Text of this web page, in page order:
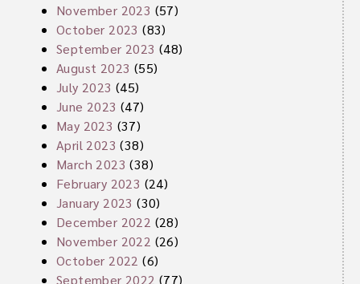
November 2023 (57)
October 2023 (83)
September 2023 (48)
August 2023 (55)
July 2023 (45)
June 2023 (47)
May 2023 (37)
April 2023 (38)
March 2023 (38)
February 2023 (24)
January 2023 (30)
December 2022 (28)
November 2022 (26)
October 2022 (6)
September 2022 (77)